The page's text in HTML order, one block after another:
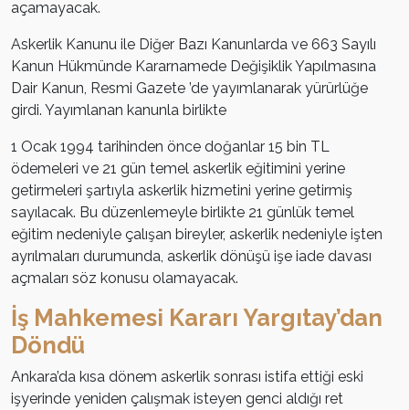
açamayacak.
Askerlik Kanunu ile Diğer Bazı Kanunlarda ve 663 Sayılı
Kanun Hükmünde Kararnamede Değişiklik Yapılmasına
Dair Kanun, Resmi Gazete ’de yayımlanarak yürürlüğe
girdi. Yayımlanan kanunla birlikte
1 Ocak 1994 tarihinden önce doğanlar 15 bin TL
ödemeleri ve 21 gün temel askerlik eğitimini yerine
getirmeleri şartıyla askerlik hizmetini yerine getirmiş
sayılacak. Bu düzenlemeyle birlikte 21 günlük temel
eğitim nedeniyle çalışan bireyler, askerlik nedeniyle işten
ayrılmaları durumunda, askerlik dönüşü işe iade davası
açmaları söz konusu olamayacak.
İş Mahkemesi Kararı Yargıtay’dan
Döndü
Ankara’da kısa dönem askerlik sonrası istifa ettiği eski
işyerinde yeniden çalışmak isteyen genci aldığı ret